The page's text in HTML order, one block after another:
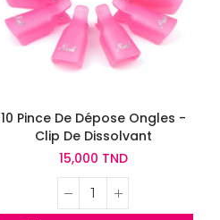
10 Pince De Dépose Ongles -
Clip De Dissolvant
15,000 TND